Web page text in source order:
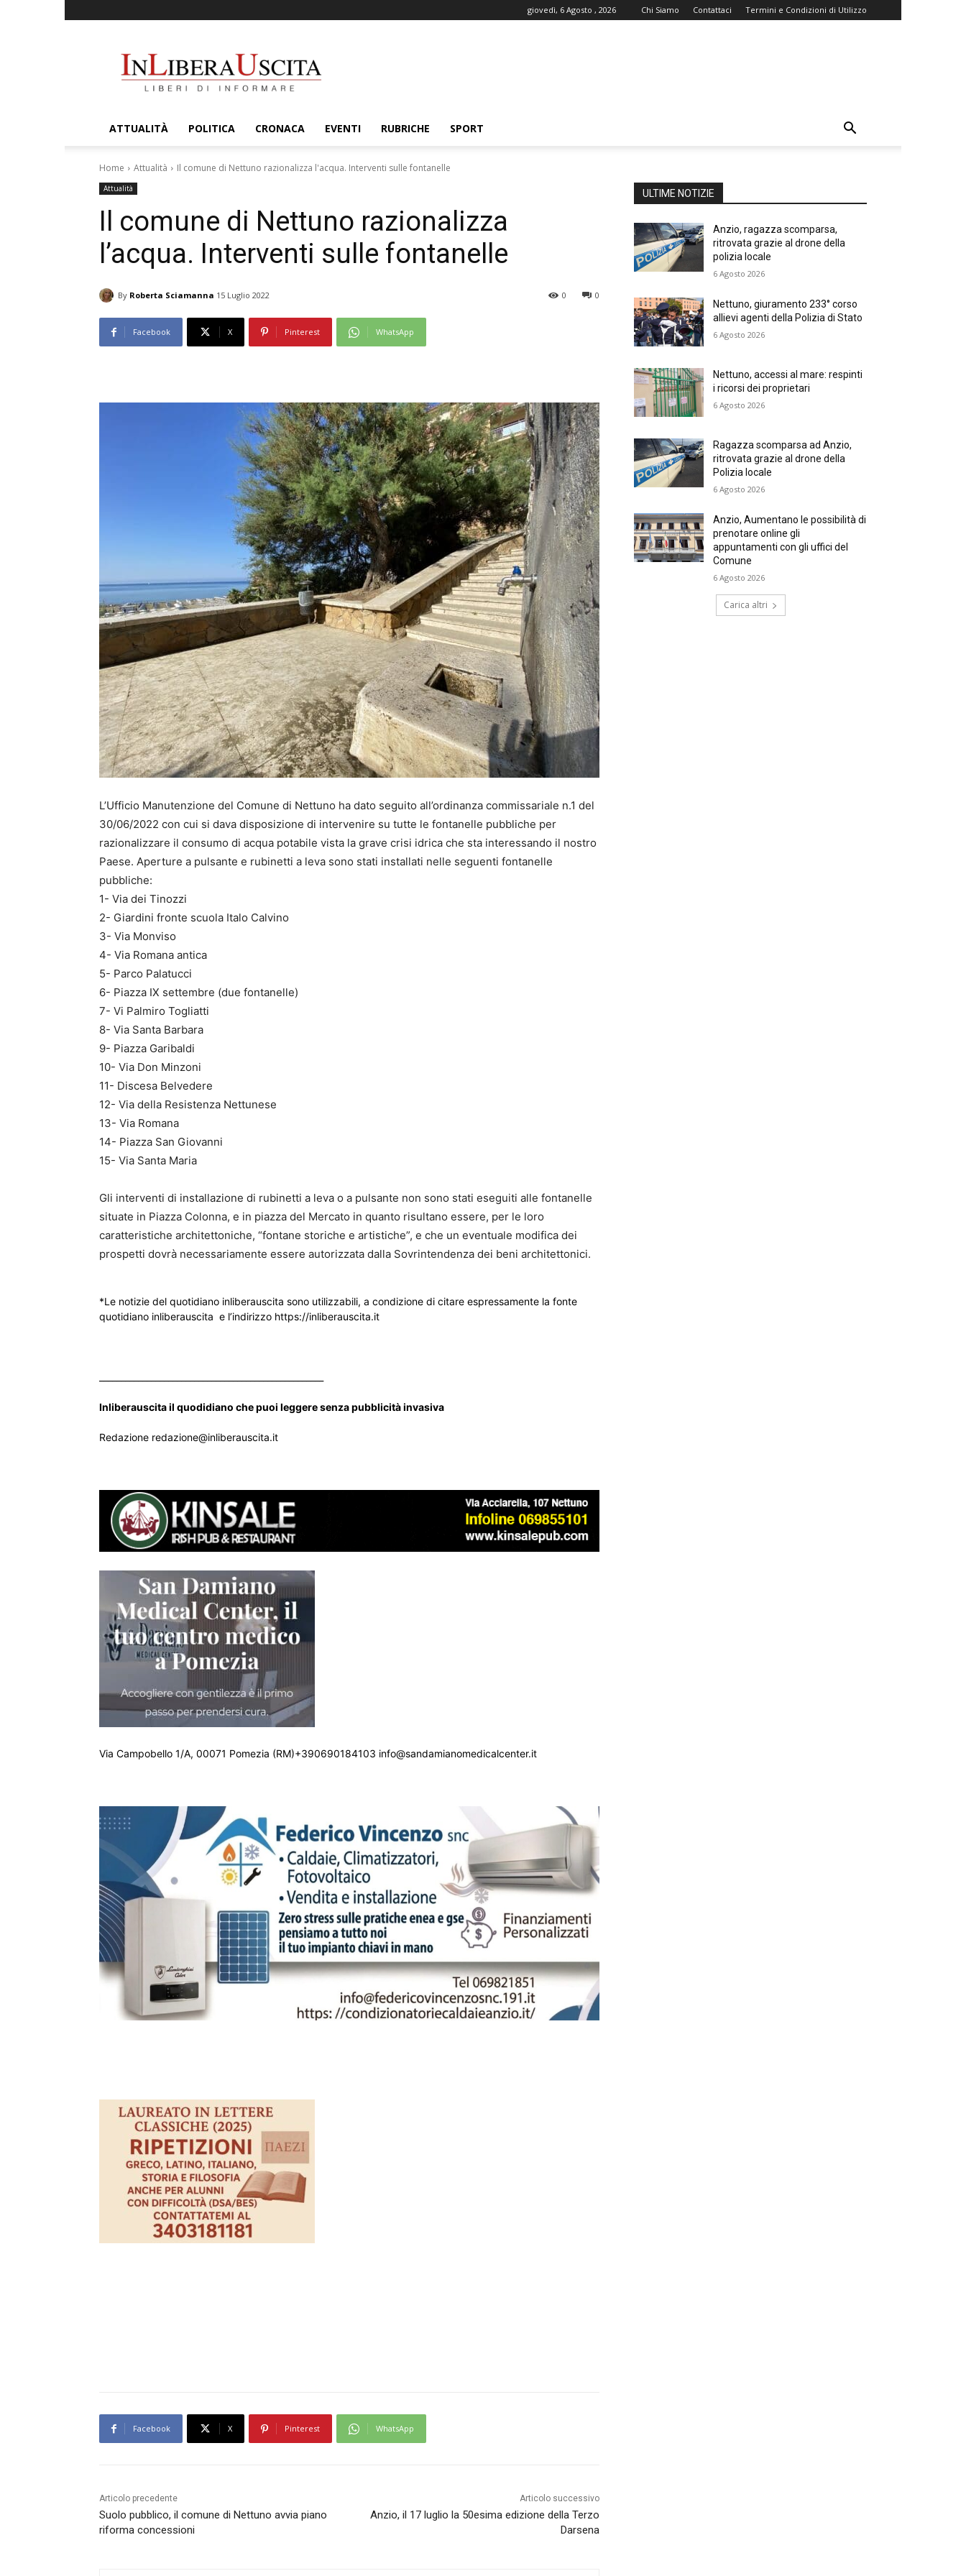
giovedì, 6 Agosto , 2026 Chi Siamo Contattaci Termini e Condizioni di Utilizzo
ATTUALITÀ POLITICA CRONACA EVENTI RUBRICHE SPORT
Home Attualità Il comune di Nettuno razionalizza l'acqua. Interventi sulle fontanelle
Attualità
Il comune di Nettuno razionalizza
l’acqua. Interventi sulle fontanelle
By Roberta Sciamanna 15 Luglio 2022 0
0
Facebook X Pinterest WhatsApp
L’Ufficio Manutenzione del Comune di Nettuno ha dato seguito all’ordinanza commissariale n.1 del
30/06/2022 con cui si dava disposizione di intervenire su tutte le fontanelle pubbliche per
razionalizzare il consumo di acqua potabile vista la grave crisi idrica che sta interessando il nostro
Paese. Aperture a pulsante e rubinetti a leva sono stati installati nelle seguenti fontanelle
pubbliche:
1- Via dei Tinozzi
2- Giardini fronte scuola Italo Calvino
3- Via Monviso
4- Via Romana antica
5- Parco Palatucci
6- Piazza IX settembre (due fontanelle)
7- Vi Palmiro Togliatti
8- Via Santa Barbara
9- Piazza Garibaldi
10- Via Don Minzoni
11- Discesa Belvedere
12- Via della Resistenza Nettunese
13- Via Romana
14- Piazza San Giovanni
15- Via Santa Maria
Gli interventi di installazione di rubinetti a leva o a pulsante non sono stati eseguiti alle fontanelle
situate in Piazza Colonna, e in piazza del Mercato in quanto risultano essere, per le loro
caratteristiche architettoniche, “fontane storiche e artistiche”, e che un eventuale modifica dei
prospetti dovrà necessariamente essere autorizzata dalla Sovrintendenza dei beni architettonici.
*Le notizie del quotidiano inliberauscita sono utilizzabili, a condizione di citare espressamente la fonte
quotidiano inliberauscita e l’indirizzo https://inliberauscita.it
Inliberauscita il quodidiano che puoi leggere senza pubblicità invasiva
Redazione redazione@inliberauscita.it
Via Campobello 1/A, 00071 Pomezia (RM)+390690184103 info@sandamianomedicalcenter.it
Facebook X Pinterest WhatsApp
Articolo precedente
Suolo pubblico, il comune di Nettuno avvia piano
riforma concessioni
Articolo successivo
Anzio, il 17 luglio la 50esima edizione della Terzo
Darsena
ULTIME NOTIZIE
Anzio, ragazza scomparsa,
ritrovata grazie al drone della
polizia locale
6 Agosto 2026
Nettuno, giuramento 233° corso
allievi agenti della Polizia di Stato
6 Agosto 2026
Nettuno, accessi al mare: respinti
i ricorsi dei proprietari
6 Agosto 2026
Ragazza scomparsa ad Anzio,
ritrovata grazie al drone della
Polizia locale
6 Agosto 2026
Anzio, Aumentano le possibilità di
prenotare online gli
appuntamenti con gli uffici del
Comune
6 Agosto 2026
Carica altri